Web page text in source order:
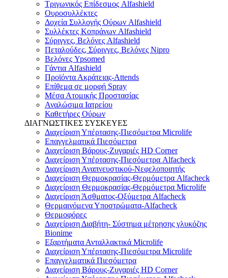
Τριγωνικός Επίδεσμος Alfashield
Ουροσυλλέκτες
Δοχεία Συλλογής Ούρων Alfashield
Συλλέκτες Κοπράνων Alfashield
Σύριγγες, Βελόνες Alfashield
Πεταλούδες, Σύριγγες, Βελόνες Nipro
Βελόνες Ypsomed
Γάντια Alfashield
Προϊόντα Ακράτειας-Attends
Επίθεμα σε μορφή Spray
Μέσα Ατομικής Προστασίας
Αναλώσιμα Ιατρείου
Καθετήρες Ούρων
ΔΙΑΓΝΩΣΤΙΚΕΣ ΣΥΣΚΕΥΕΣ
Διαχείριση Υπέρτασης-Πιεσόμετρα Microlife
Επαγγελματικά Πιεσόμετρα
Διαχείριση Βάρους-Ζυγαριές HD Corner
Διαχείριση Υπέρτασης-Πιεσόμετρα Alfacheck
Διαχείριση Αναπνευστικού-Νεφελοποιητής
Διαχείριση Θερμοκρασίας-Θερμόμετρα Alfacheck
Διαχείριση Θερμοκρασίας-Θερμόμετρα Microlife
Διαχείριση Άσθματος-Οξύμετρα Alfacheck
Θερμαινόμενα Υποστρώματα-Alfacheck
Θερμοφόρες
Διαχείριση Διαβήτη- Σύστημα μέτρησης γλυκόζης
Bionime
Εξαρτήματα Ανταλλακτικά Microlife
Διαχείριση Υπέρτασης-Πιεσόμετρα Microlife
Επαγγελματικά Πιεσόμετρα
Διαχείριση Βάρους-Ζυγαριές HD Corner